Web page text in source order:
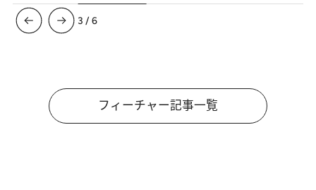
3 /6
フィーチャー記事一覧